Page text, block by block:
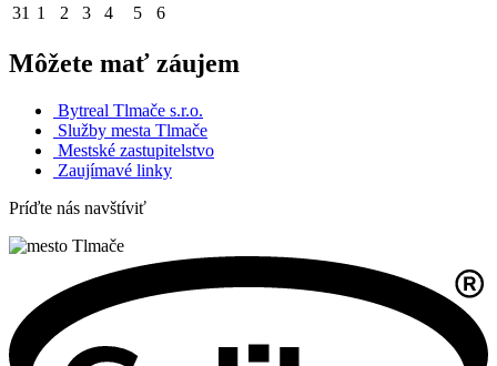
31 1 2 3 4 5 6
Môžete mať záujem
Bytreal Tlmače s.r.o.
Služby mesta Tlmače
Mestské zastupitelstvo
Zaujímavé linky
Príďte nás navštíviť